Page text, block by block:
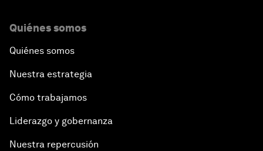
Quiénes somos
Quiénes somos
Nuestra estrategia
Cómo trabajamos
Liderazgo y gobernanza
Nuestra repercusión